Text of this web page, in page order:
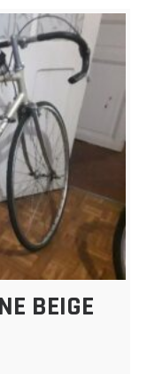
BEIGE